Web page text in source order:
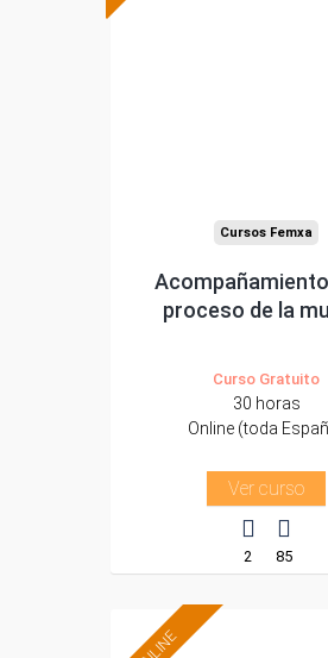
Cursos Femxa
Acompañamiento
proceso de la
Curso Gratuito
30 horas
Online (toda
Ver curso
2 85